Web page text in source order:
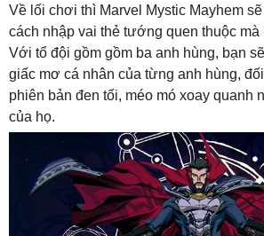
Về lối chơi thì Marvel Mystic Mayhem
cách nhập vai thẻ tướng quen thuộc
Với tổ đội gồm gồm ba anh hùng, bạn
giấc mơ cá nhân của từng anh hùng,
phiên bản đen tối, méo mó xoay quanh
của họ.